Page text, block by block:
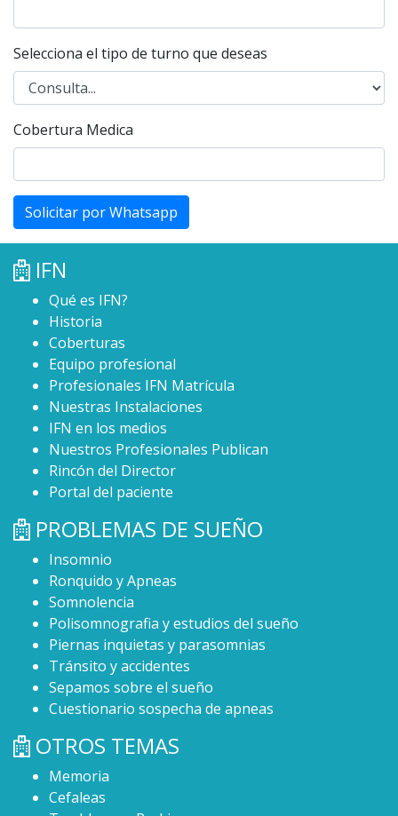
Selecciona el tipo de turno que deseas
Cobertura Medica
Solicitar por Whatsapp
IFN
Qué es IFN?
Historia
Coberturas
Equipo profesional
Profesionales IFN Matrícula
Nuestras Instalaciones
IFN en los medios
Nuestros Profesionales Publican
Rincón del Director
Portal del paciente
PROBLEMAS DE SUEÑO
Insomnio
Ronquido y Apneas
Somnolencia
Polisomnografia y estudios del sueño
Piernas inquietas y parasomnias
Tránsito y accidentes
Sepamos sobre el sueño
Cuestionario sospecha de apneas
OTROS TEMAS
Memoria
Cefaleas